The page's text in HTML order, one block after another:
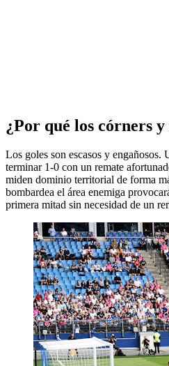
¿Por qué los córners y
Los goles son escasos y
terminar 1-0 con un remate
miden dominio territorial de forma
bombardea el área enemiga
primera mitad sin necesidad de un